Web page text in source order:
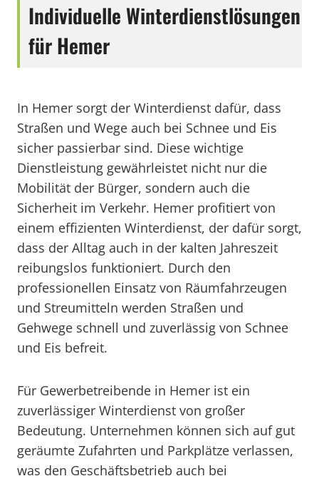
Individuelle Winterdienstlösungen
für Hemer
In Hemer sorgt der Winterdienst dafür, dass
Straßen und Wege auch bei Schnee und Eis
sicher passierbar sind. Diese wichtige
Dienstleistung gewährleistet nicht nur die
Mobilität der Bürger, sondern auch die
Sicherheit im Verkehr. Hemer profitiert von
einem effizienten Winterdienst, der dafür sorgt,
dass der Alltag auch in der kalten Jahreszeit
reibungslos funktioniert. Durch den
professionellen Einsatz von Räumfahrzeugen
und Streumitteln werden Straßen und
Gehwege schnell und zuverlässig von Schnee
und Eis befreit.
Für Gewerbetreibende in Hemer ist ein
zuverlässiger Winterdienst von großer
Bedeutung. Unternehmen können sich auf gut
geräumte Zufahrten und Parkplätze verlassen,
was den Geschäftsbetrieb auch bei